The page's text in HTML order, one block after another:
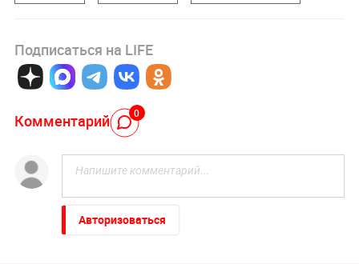
Подписаться на LIFE
Комментарий 0
Авторизоваться